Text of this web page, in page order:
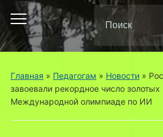
Переключить
мобильное
меню
Поиск
по:
Главная » Педагогам » Новости»
завоевали рекордное число
Международной олимпиаде по ИИ